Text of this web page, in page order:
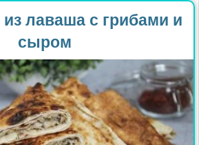
лаваша с грибами и
сыром